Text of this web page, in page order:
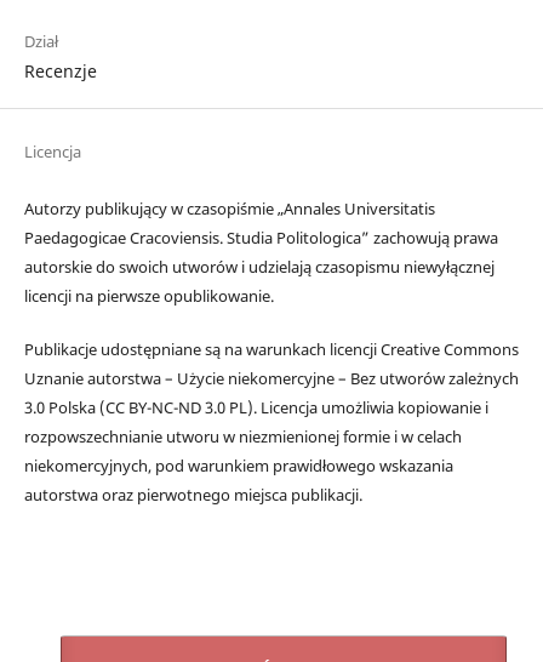
Dział
Recenzje
Licencja
Autorzy publikujący w czasopiśmie „Annales Universitatis
Paedagogicae Cracoviensis. Studia Politologica” zachowują prawa
autorskie do swoich utworów i udzielają czasopismu niewyłącznej
licencji na pierwsze opublikowanie.
Publikacje udostępniane są na warunkach licencji Creative Commons
Uznanie autorstwa – Użycie niekomercyjne – Bez utworów zależnych
3.0 Polska (CC BY-NC-ND 3.0 PL). Licencja umożliwia kopiowanie i
rozpowszechnianie utworu w niezmienionej formie i w celach
niekomercyjnych, pod warunkiem prawidłowego wskazania
autorstwa oraz pierwotnego miejsca publikacji.